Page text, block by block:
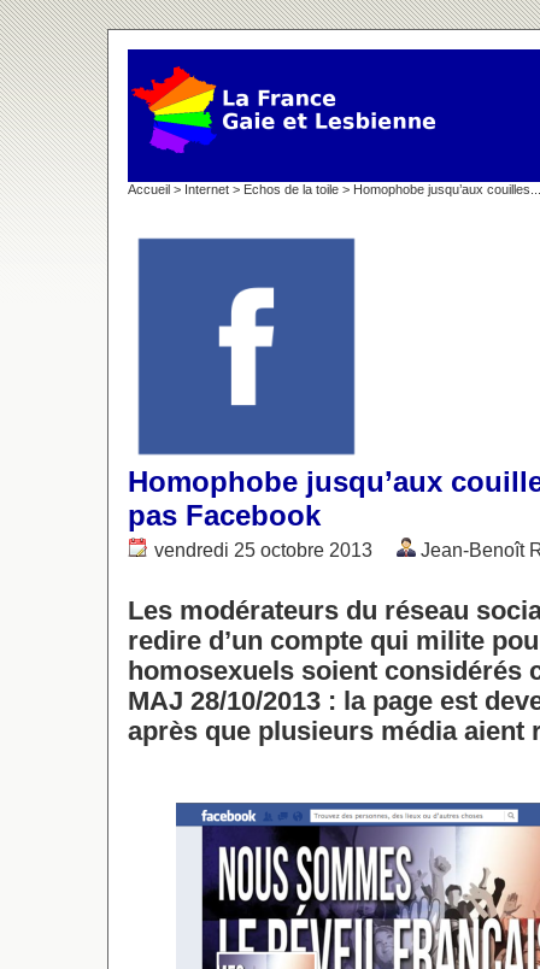
Accueil > Internet > Echos de la toile > Homophobe jusqu’aux
Homophobe jusqu’aux
pas Facebook
vendredi 25 octobre 2013 Jean-Benoît
Les modérateurs du réseau
redire d’un compte qui milite
homosexuels soient considérés
MAJ 28/10/2013 : la page est
après que plusieurs média aient